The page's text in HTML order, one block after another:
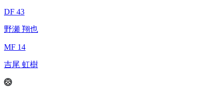
DF 43
野瀬 翔也
MF 14
吉尾 虹樹